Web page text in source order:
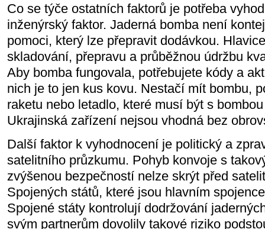
Co se týče ostatních faktorů je potřeba
inženýrský faktor. Jaderná bomba není
pomoci, který lze přepravit dodávkou.
skladování, přepravu a průběžnou údržbu
Aby bomba fungovala, potřebujete kódy a
nich je to jen kus kovu. Nestačí mít bombu,
raketu nebo letadlo, které musí být s
Ukrajinská zařízení nejsou vhodná bez
Další faktor k vyhodnocení je politický a
satelitního průzkumu. Pohyb konvoje s
zvýšenou bezpečností nelze skrýt před
Spojených států, které jsou hlavním
Spojené státy kontrolují dodržování
svým partnerům dovolily takové riziko